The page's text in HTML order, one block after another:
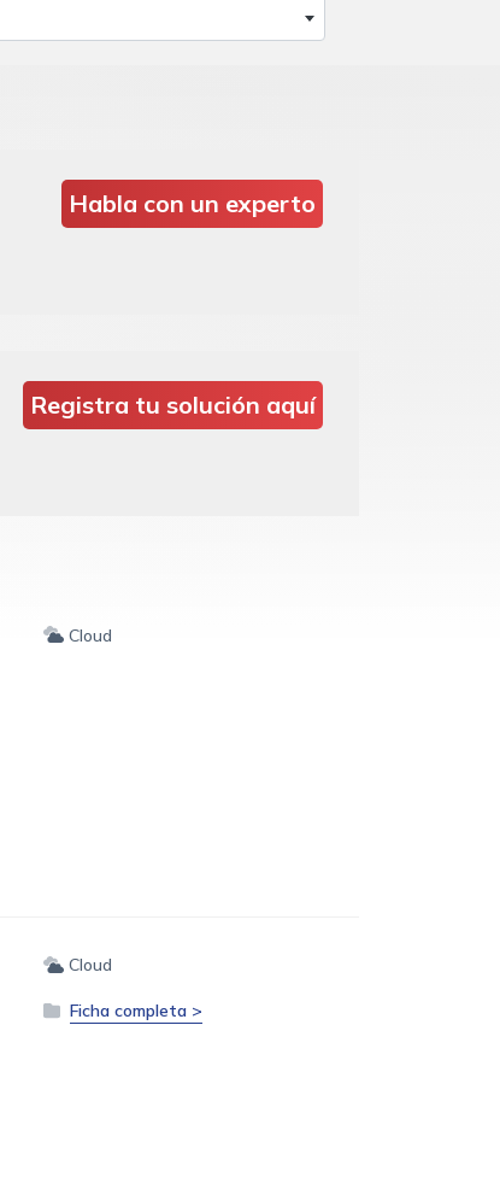
Habla con un experto
Registra tu solución aquí
Cloud
Cloud
Ficha completa >